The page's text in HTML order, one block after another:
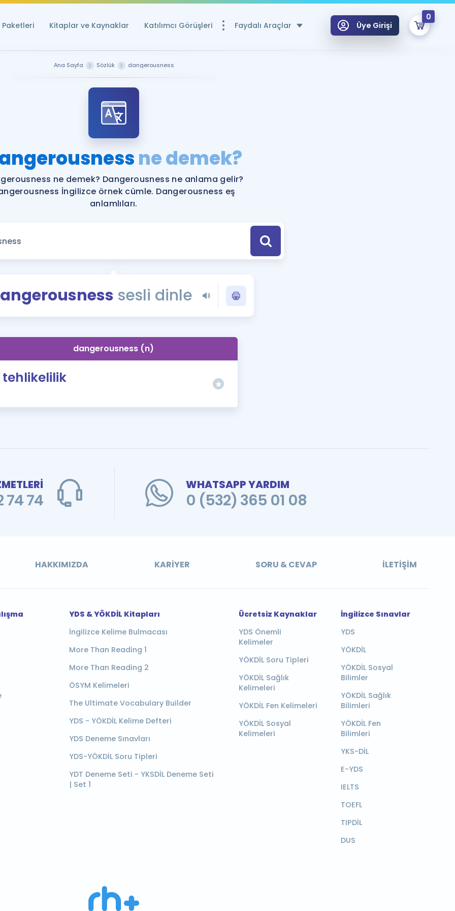
Paketleri Kitaplar ve Kaynaklar Katılımcı Görüşleri Faydalı Araçlar
Ücretsiz Kaynaklar
YDS ve YÖKDİL için Ücretsiz Kaynaklar
YDS ve YÖKDİL Puan Hesaplama Aracı
YDS ve YÖKDİL'e Hazırlananlar için Öneriler
Eğitim ve Kitaplara Özel Fırsatlar
YDS - YÖKDİL Tüm Sınavlarla İlgili Haberler
İngilizce Gramer
İngilizce Gramer ve Konu Anlatımı
Üye Girişi
0
Remzi Hoca ile seni sınava hazırlayacak onlarca eğitim seni bekliyor!
Ana Sayfa Sözlük dangerousness
ne demek?
ne demek? Dangerousness ne anlama gelir?
İngilizce örnek cümle. Dangerousness eş
anlamlıları.
sesli dinle
dangerousness (n)
tehlikelilik
74
WHATSAPP YARDIM
0 (532) 365 01 08
HAKKIMIZDA KARIYER SORU & CEVAP İLETIŞIM
YDS & YÖKDİL Kitapları
İngilizce Kelime Bulmacası
More Than Reading 1
More Than Reading 2
ÖSYM Kelimeleri
The Ultimate Vocabulary Builder
YDS - YÖKDİL Kelime Defteri
YDS Deneme Sınavları
YDS-YÖKDİL Soru Tipleri
YDT Deneme Seti - YKSDİL Deneme Seti
| Set 1
Ücretsiz Kaynaklar
YDS Önemli
Kelimeler
YÖKDİL Soru Tipleri
YÖKDİL Sağlık
Kelimeleri
YÖKDİL Fen Kelimeleri
YÖKDİL Sosyal
Kelimeleri
İngilizce Sınavlar
YDS
YÖKDİL
YÖKDİL Sosyal
Bilimler
YÖKDİL Sağlık
Bilimleri
YÖKDİL Fen
Bilimleri
YKS-DİL
E-YDS
IELTS
TOEFL
TIPDİL
DUS